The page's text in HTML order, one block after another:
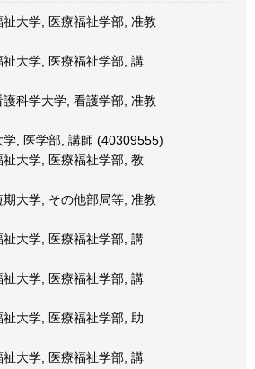
大学, 医療福祉学部, 准教
祉大学, 医療福祉学部, 講
科学大学, 看護学部, 准教
学, 医学部, 講師 (40309555)
大学, 医療福祉学部, 教
大学, その他部局等, 准教
祉大学, 医療福祉学部, 講
祉大学, 医療福祉学部, 講
大学, 医療福祉学部, 助
祉大学, 医療福祉学部, 講